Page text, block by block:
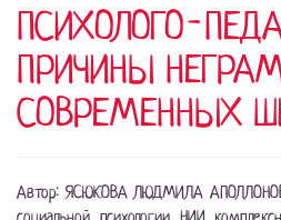
ПСИХОЛОГО-
ПРИЧИНЫ
СОВРЕМЕННЫХ
Автор: ЯСЮКОВА ЛЮДМИЛА